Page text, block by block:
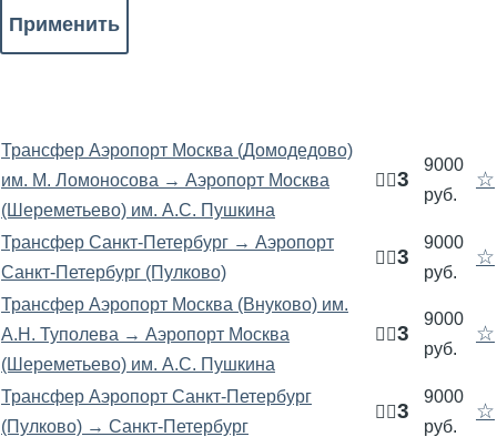
Трансфер Аэропорт Москва (Домодедово)
им. М. Ломоносова → Аэропорт Москва
(Шереметьево) им. А.С. Пушкина
🧍‍♂️3
9000
руб.
☆
Трансфер Санкт-Петербург → Аэропорт
Санкт-Петербург (Пулково)
🧍‍♂️3
9000
руб.
☆
Трансфер Аэропорт Москва (Внуково) им.
А.Н. Туполева → Аэропорт Москва
(Шереметьево) им. А.С. Пушкина
🧍‍♂️3
9000
руб.
☆
Трансфер Аэропорт Санкт-Петербург
(Пулково) → Санкт-Петербург
🧍‍♂️3
9000
руб.
☆